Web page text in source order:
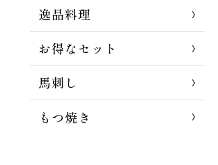
逸品料理
お得なセット
馬刺し
もつ焼き